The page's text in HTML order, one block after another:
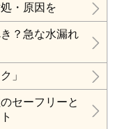
・原因を
？急な水漏れ
」
セーフリーと